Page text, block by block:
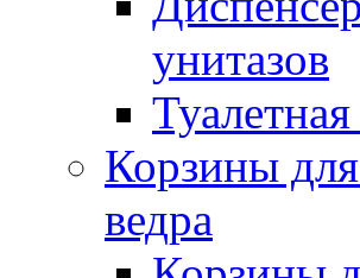
унитазов
Корзины
ведра